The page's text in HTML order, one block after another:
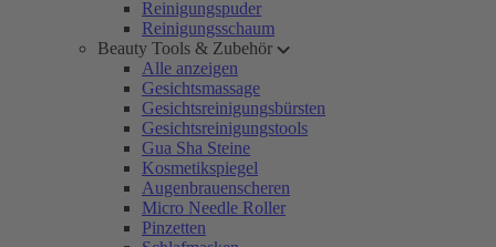
Reinigungspuder
Reinigungsschaum
Beauty Tools & Zubehör
Alle anzeigen
Gesichtsmassage
Gesichtsreinigungsbürsten
Gesichtsreinigungstools
Gua Sha Steine
Kosmetikspiegel
Augenbrauenscheren
Micro Needle Roller
Pinzetten